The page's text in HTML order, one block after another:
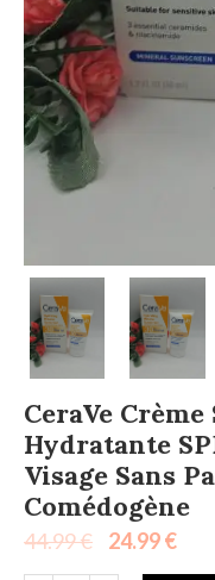
CeraVe
Hydratante
Visage Sans
Comédogène
44.99€ 24.99€